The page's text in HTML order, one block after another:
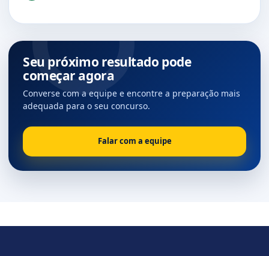
Seu próximo resultado pode
começar agora
Converse com a equipe e encontre a preparação mais
adequada para o seu concurso.
Falar com a equipe